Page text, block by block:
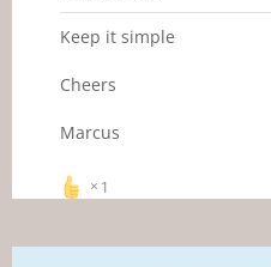
Keep it simple
Cheers
Marcus
1